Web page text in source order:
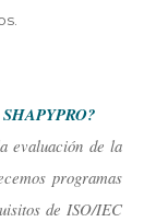
evaluación de la
programas
de ISO/IEC